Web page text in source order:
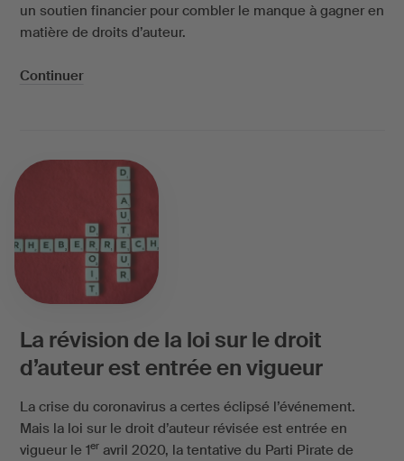
un soutien financier pour combler le manque à gagner en
matière de droits d’auteur.
Continuer
La révision de la loi sur le droit
d’auteur est entrée en vigueur
La crise du coronavirus a certes éclipsé l’événement.
Mais la loi sur le droit d’auteur révisée est entrée en
vigueur le 1eravril 2020, la tentative du Parti Pirate de